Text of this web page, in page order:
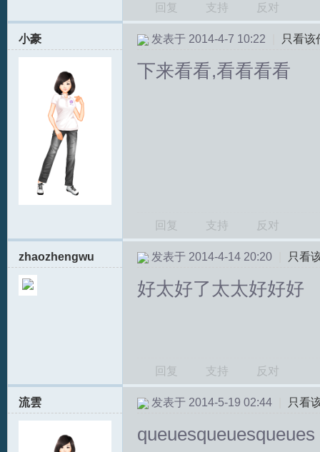
回复 支持 反对
小豪 发表于 2014-4-7 10:22 只看该
下来看看,看看看看
回复 支持 反对
zhaozhengwu 发表于 2014-4-14 20:20 只看
好太好了太太好好好
回复 支持 反对
流雲 发表于 2014-5-19 02:44 只看
queuesqueuesqueues